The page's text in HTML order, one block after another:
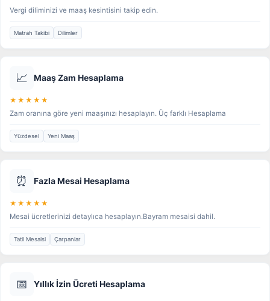
Vergi diliminizi ve maaş kesintisini takip edin.
Matrah Takibi Dilimler
📈 Maaş Zam Hesaplama
★★★★★
Zam oranına göre yeni maaşınızı hesaplayın. Üç farklı Hesaplama
Yüzdesel Yeni Maaş
⏰ Fazla Mesai Hesaplama
★★★★★
Mesai ücretlerinizi detaylıca hesaplayın.Bayram mesaisi dahil.
Tatil Mesaisi Çarpanlar
📅 Yıllık İzin Ücreti Hesaplama